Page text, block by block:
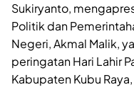
Sukiryanto,
Politik dan
Negeri, Akmal Malik,
peringatan Hari Lahir
Kabupaten Kubu